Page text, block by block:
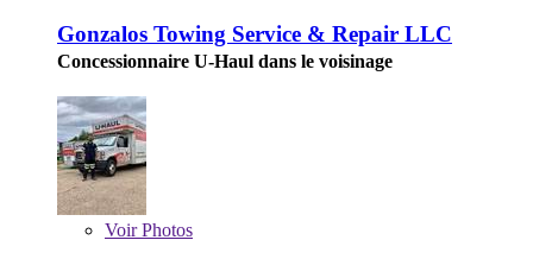
Gonzalos Towing Service & Repair LLC
Concessionnaire U-Haul dans le voisinage
VoirPhotos